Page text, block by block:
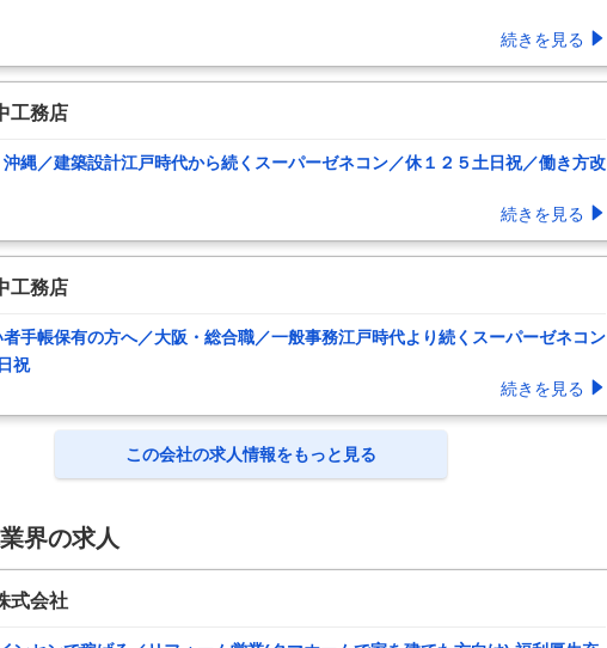
続きを見る
工務店
沖縄／建築設計江戸時代から続くスーパーゼネコン／休１２５土日祝／働き方改
続きを見る
工務店
者手帳保有の方へ／大阪・総合職／一般事務江戸時代より続くスーパーゼネコン
祝
続きを見る
この会社の求人情報をもっと見る
界の求人
式会社